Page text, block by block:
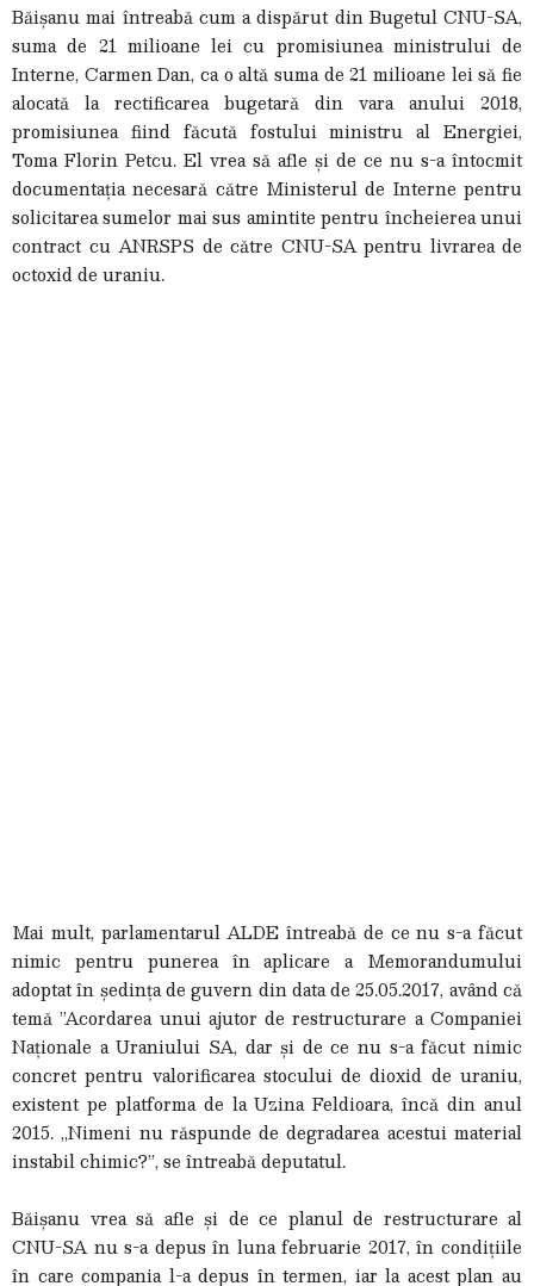
Băișanu mai întreabă cum a dispărut din Bugetul CNU-SA,
suma de 21 milioane lei cu promisiunea ministrului de
Interne, Carmen Dan, ca o altă suma de 21 milioane lei să fie
alocată la rectificarea bugetară din vara anului 2018,
promisiunea fiind făcută fostului ministru al Energiei,
Toma Florin Petcu. El vrea să afle și de ce nu s-a întocmit
documentația necesară către Ministerul de Interne pentru
solicitarea sumelor mai sus amintite pentru încheierea unui
contract cu ANRSPS de către CNU-SA pentru livrarea de
octoxid de uraniu.
Mai mult, parlamentarul ALDE întreabă de ce nu s-a făcut
nimic pentru punerea în aplicare a Memorandumului
adoptat în ședința de guvern din data de 25.05.2017, având că
temă ”Acordarea unui ajutor de restructurare a Companiei
Naționale a Uraniului SA, dar și de ce nu s-a făcut nimic
concret pentru valorificarea stocului de dioxid de uraniu,
existent pe platforma de la Uzina Feldioara, încă din anul
2015. „Nimeni nu răspunde de degradarea acestui material
instabil chimic?”, se întreabă deputatul.
Băișanu vrea să afle și de ce planul de restructurare al
CNU-SA nu s-a depus în luna februarie 2017, în condițiile
în care compania l-a depus în termen, iar la acest plan au